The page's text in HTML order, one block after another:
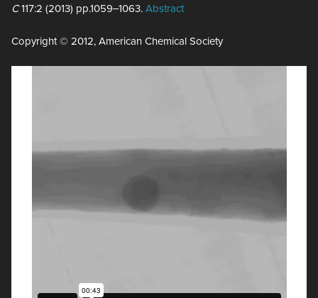
C117:2 (2013) pp.1059‒1063. Abstract
Copyright © 2012, American Chemical Society